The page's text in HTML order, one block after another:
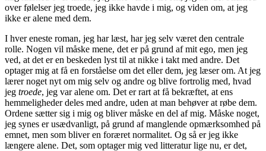
ALENE.
over følelser jeg troede, jeg ikke havde i mig, og viden om, at jeg
ikke er alene med dem.
I hver eneste roman, jeg har læst, har jeg selv været den centrale
rolle. Nogen vil måske mene, det er på grund af mit ego, men jeg
ved, at det er en beskeden lyst til at nikke i takt med andre. Det
optager mig at få en forståelse om det eller dem, jeg læser om. At jeg
lærer noget nyt om mig selv og andre og blive fortrolig med, hvad
jeg troede, jeg var alene om. Det er rart at få bekræftet, at ens
hemmeligheder deles med andre, uden at man behøver at røbe dem.
Ordene sætter sig i mig og bliver måske en del af mig. Måske noget,
jeg synes er usædvanligt, på grund af manglende opmærksomhed på
emnet, men som bliver en foræret normalitet. Og så er jeg ikke
længere alene. Det, som optager mig ved litteratur lige nu, er det,